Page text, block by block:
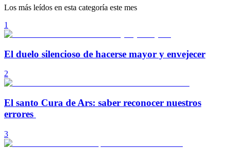
Los más leídos en esta categoría este mes
1
El duelo silencioso de hacerse mayor y envejecer
2
El santo Cura de Ars: saber reconocer nuestros
errores
3